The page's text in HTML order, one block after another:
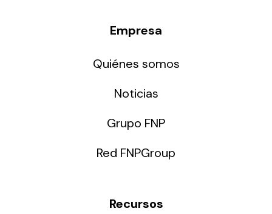
Empresa
Quiénes somos
Noticias
Grupo FNP
Red FNPGroup
Recursos